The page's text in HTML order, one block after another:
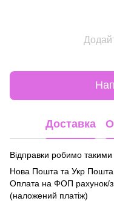
Доставка
Відправки робимо
Нова Пошта та Укр Пошта
Оплата на ФОП рахунок/
(наложений платіж)